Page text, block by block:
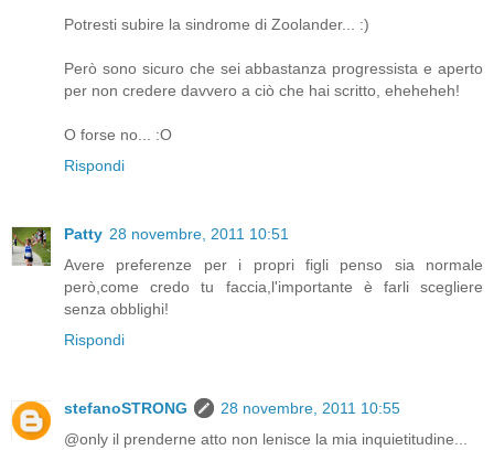
Potresti subire la sindrome di Zoolander... :)
Però sono sicuro che sei abbastanza progressista e aperto
per non credere davvero a ciò che hai scritto, eheheheh!
O forse no... :O
Rispondi
Patty 28 novembre, 2011 10:51
Avere preferenze per i propri figli penso sia normale
però,come credo tu faccia,l'importante è farli scegliere
senza obblighi!
Rispondi
stefanoSTRONG
28 novembre, 2011 10:55
@only il prenderne atto non lenisce la mia inquietitudine...